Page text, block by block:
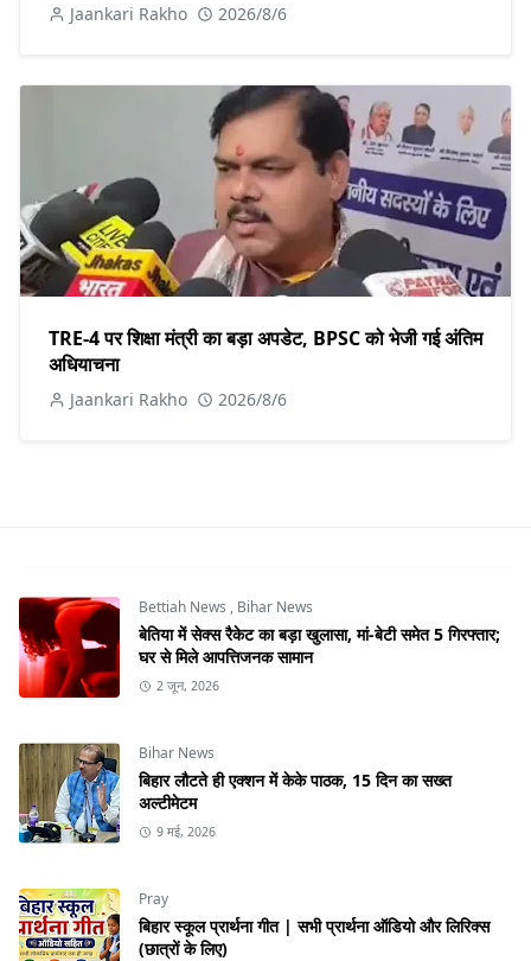
Jaankari Rakho 2026/8/6
TRE-4 पर शिक्षा मंत्री का बड़ा अपडेट, BPSC को भेजी गई अंतिम
अधियाचना
Jaankari Rakho 2026/8/6
Bettiah News , Bihar News
बेतिया में सेक्स रैकेट का बड़ा खुलासा, मां-बेटी समेत 5 गिरफ्तार;
घर से मिले आपत्तिजनक सामान
2 जून, 2026
Bihar News
बिहार लौटते ही एक्शन में केके पाठक, 15 दिन का सख्त
अल्टीमेटम
9 मई, 2026
Pray
बिहार स्कूल प्रार्थना गीत | सभी प्रार्थना ऑडियो और लिरिक्स
(छात्रों के लिए)